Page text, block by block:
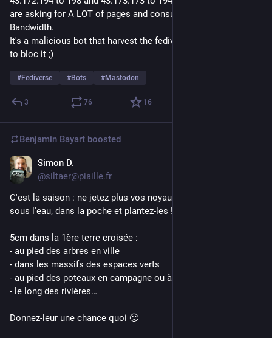
are asking for A LOT of pages and consuming a lot of CPU /
Bandwidth.
It's a malicious bot that harvest the fediverse by tags, feel free
to bloc it ;)
#Fediverse #Bots #Mastodon
3 76 16
Benjamin Bayart boosted
Simon D.
@siltaer@piaille.fr
C'est la saison : ne jetez plus vos noyaux de pêches, un coup
sous l'eau, dans la poche et plantez-les !
5cm dans la 1ère terre croisée :
- au pied des arbres en ville
- dans les massifs des espaces verts
- au pied des poteaux en campagne ou à l'orée des bois
- le long des rivières…
Donnez-leur une chance quoi 🙂